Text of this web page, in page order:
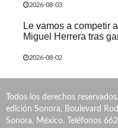
2026-08-03
Le vamos a competir
Miguel Herrera tras
2026-08-02
Todos los derechos
edición Sonora, Boulevard
Sonora, México. Teléfonos